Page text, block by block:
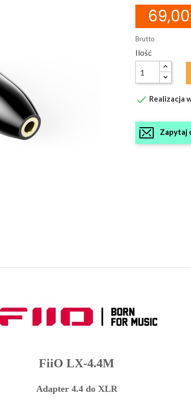
69,00
Brutto
Ilość
 Realizacja
Zapytaj
FiiO LX-4.4M
Adapter 4.4 do XLR